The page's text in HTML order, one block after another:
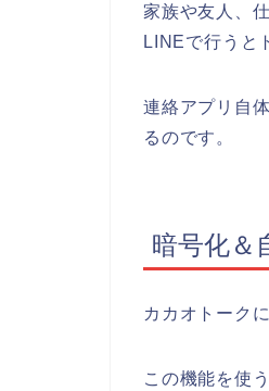
家族や友人、
LINEで行うと
連絡アプリ自
るのです。
暗号化＆
カカオトーク
この機能を使